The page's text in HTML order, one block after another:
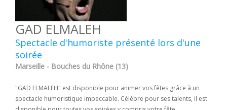
GAD ELMALEH
Spectacle d'humoriste présenté lors d'une
soirée
Marseille - Bouches du Rhône (13)
"GAD ELMALEH" est disponible pour animer vos fêtes grâce à un
spectacle humoristique impeccable. Célèbre pour ses talents, il est